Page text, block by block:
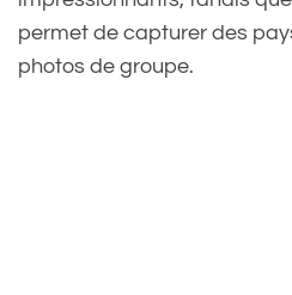
permet de capturer des
photos de groupe.